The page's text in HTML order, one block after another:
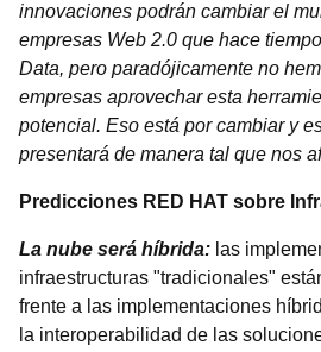
innovaciones podrán cambiar el
empresas Web 2.0 que hace
Data, pero paradójicamente no
empresas aprovechar esta
potencial. Eso está por cambiar y
presentará de manera tal que nos
Predicciones RED HAT sobre
La nube será híbrida: las
infraestructuras "tradicionales"
frente a las implementaciones
la interoperabilidad de las